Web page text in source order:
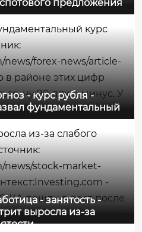
grayscale-on-spot-
(SEC) начала
предложения
курс
news/forex-news/article-
в районе этих цифр
ну 90 плюс-минус. У
сильно от этих
года стабильную
- курс рубля -
фундаментальный
из-за слабого
news/stock-market-
-
пошли в рост после
чем ожидалось, отчет
- занятость -
выросла из-за